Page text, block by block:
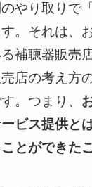
やり取りで
。それは、
補聴器販売
店の考え方
。つまり、
ビス提供と
とができたこ